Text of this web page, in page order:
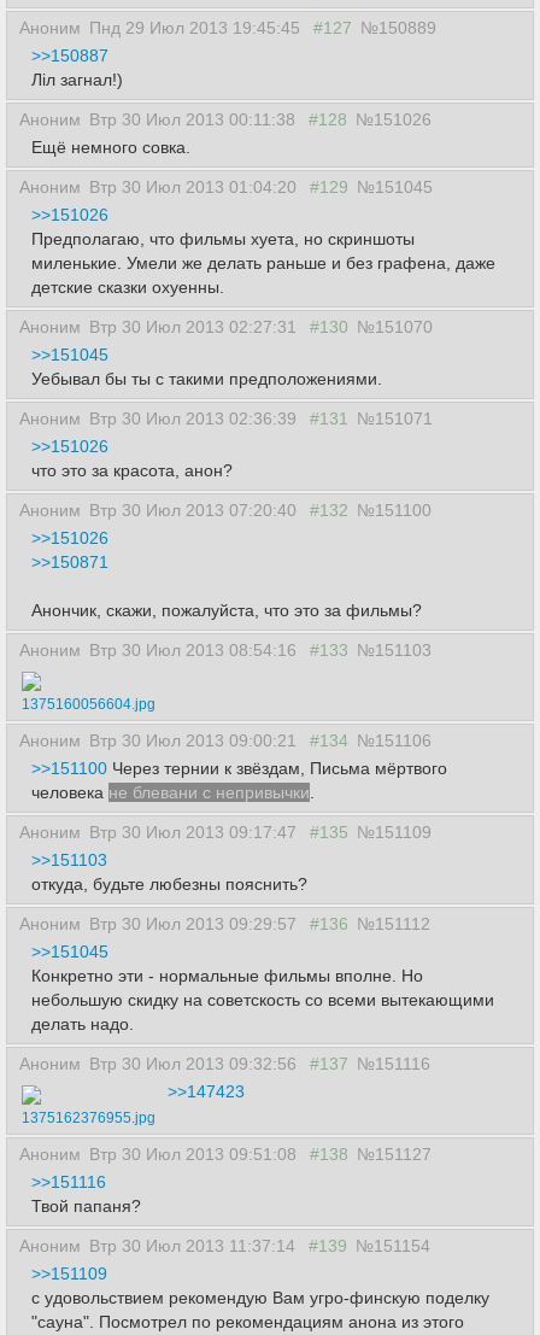
Аноним Пнд 29 Июл 2013 19:45:45 #127 №150889
>>150887
Лiл загнал!)
Аноним Втр 30 Июл 2013 00:11:38 #128 №151026
Ещё немного совка.
Аноним Втр 30 Июл 2013 01:04:20 #129 №151045
>>151026
Предполагаю, что фильмы хуета, но скриншоты
миленькие. Умели же делать раньше и без графена, даже
детские сказки охуенны.
Аноним Втр 30 Июл 2013 02:27:31 #130 №151070
>>151045
Уебывал бы ты с такими предположениями.
Аноним Втр 30 Июл 2013 02:36:39 #131
№151071
>>151026
что это за красота, анон?
Аноним Втр 30 Июл 2013 07:20:40 #132 №151100
>>151026
>>150871
Анончик, скажи, пожалуйста, что это за фильмы?
Аноним Втр 30 Июл 2013 08:54:16 #133 №151103
1375160056604.jpg
Аноним Втр 30 Июл 2013 09:00:21 #134 №151106
>>151100 Через тернии к звёздам, Письма мёртвого
человека не блевани с непривычки
Аноним Втр 30 Июл 2013 09:17:47 #135 №151109
>>151103
откуда, будьте любезны пояснить?
Аноним Втр 30 Июл 2013 09:29:57 #136 №151112
>>151045
Конкретно эти - нормальные фильмы вполне. Но
небольшую скидку на советскость со всеми вытекающими
делать надо.
Аноним Втр 30 Июл 2013 09:32:56 #137 №151116
1375162376955.jpg
>>147423
Аноним Втр 30 Июл 2013 09:51:08 #138 №151127
>>151116
Твой папаня?
Аноним Втр 30 Июл 2013 11:37:14 #139 №151154
>>151109
с удовольствием рекомендую Вам угро-финскую поделку
"сауна". Посмотрел по рекомендациям анона из этого